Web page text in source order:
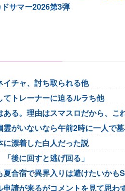
ドサマー2026第3弾
イチャ、討ち取られる他
てトレーナーに迫るルラち他
る。理由はスマスロだから、こ
霊がいないなら午前2時に一人で
漂着した白人だった説
後に回すと逃げ回る」
夏合宿で異界入りは避けたいか
申請が来るがコメントを見て思わ